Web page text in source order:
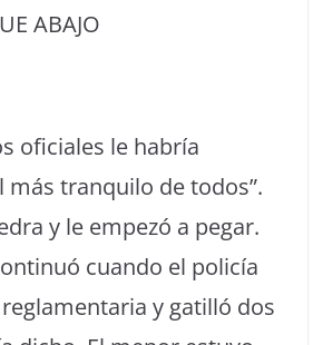
ABAJO
oficiales le habría
más tranquilo de todos”.
y le empezó a pegar.
cuando el policía
y gatilló dos